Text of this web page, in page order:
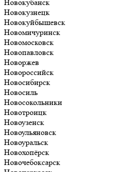
Новокубанск
Новокузнецк
Новокуйбышевск
Новомичуринск
Новомосковск
Новопавловск
Новоржев
Новороссийск
Новосибирск
Новосиль
Новосокольники
Новотроицк
Новоузенск
Новоульяновск
Новоуральск
Новохопёрск
Новочебоксарск